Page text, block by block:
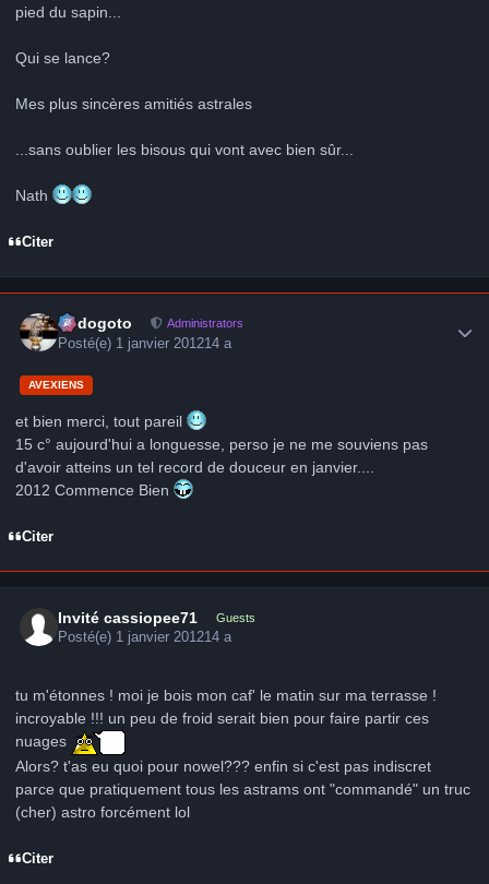
pied du sapin...
Qui se lance?
Mes plus sincères amitiés astrales
...sans oublier les bisous qui vont avec bien sûr...
Nath
Citer
frédogoto Administrators
Posté(e) 1 janvier 201214 a
AVEXIENS
et bien merci, tout pareil
15 c° aujourd'hui a longuesse, perso je ne me souviens pas
d'avoir atteins un tel record de douceur en janvier....
2012 Commence Bien
Citer
Invité cassiopee71 Guests
Posté(e) 1 janvier 201214 a
tu m'étonnes ! moi je bois mon caf' le matin sur ma terrasse !
incroyable !!! un peu de froid serait bien pour faire partir ces
nuages
Alors? t'as eu quoi pour nowel??? enfin si c'est pas indiscret
parce que pratiquement tous les astrams ont "commandé" un truc
(cher) astro forcément lol
Citer